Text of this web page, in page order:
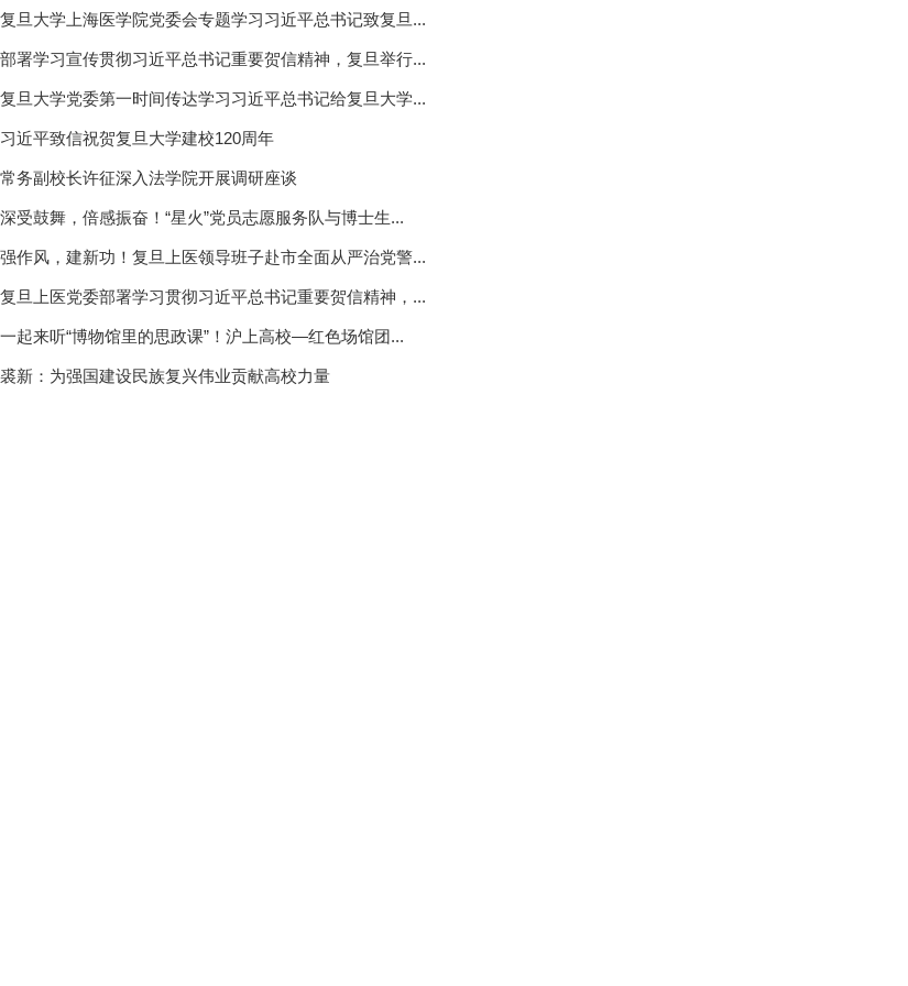
复旦大学上海医学院党委会专题学习习近平总书记致复旦...
部署学习宣传贯彻习近平总书记重要贺信精神，复旦举行...
复旦大学党委第一时间传达学习习近平总书记给复旦大学...
习近平致信祝贺复旦大学建校120周年
常务副校长许征深入法学院开展调研座谈
深受鼓舞，倍感振奋！“星火”党员志愿服务队与博士生...
强作风，建新功！复旦上医领导班子赴市全面从严治党警...
复旦上医党委部署学习贯彻习近平总书记重要贺信精神，...
一起来听“博物馆里的思政课”！沪上高校—红色场馆团...
裘新：为强国建设民族复兴伟业贡献高校力量